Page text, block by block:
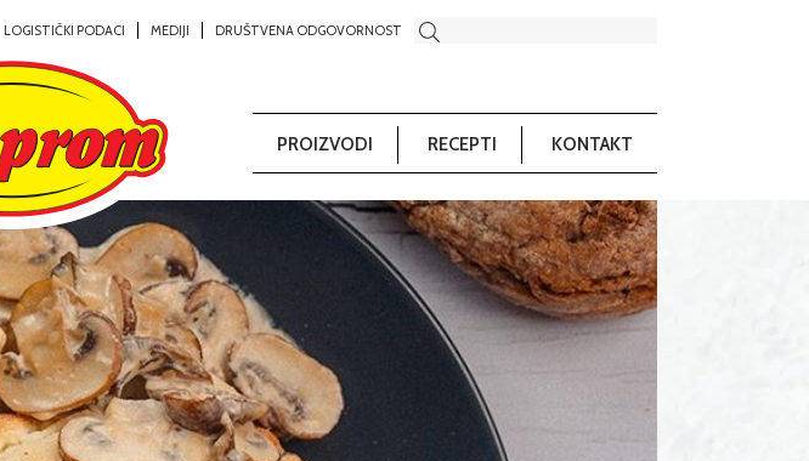
LOGISTIČKI PODACI MEDIJI DRUŠTVENA ODGOVORNOST
PROIZVODI RECEPTI KONTAKT